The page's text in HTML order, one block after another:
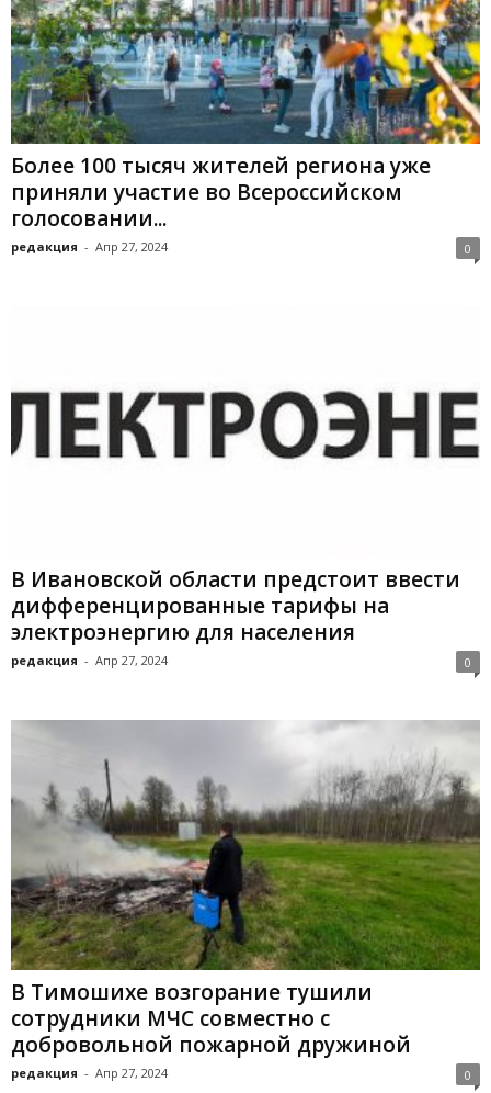
Более 100 тысяч жителей региона уже
приняли участие во Всероссийском
голосовании...
редакция - Апр 27, 2024 0
В Ивановской области предстоит ввести
дифференцированные тарифы на
электроэнергию для населения
редакция - Апр 27, 2024 0
В Тимошихе возгорание тушили
сотрудники МЧС совместно с
добровольной пожарной дружиной
редакция - Апр 27, 2024 0